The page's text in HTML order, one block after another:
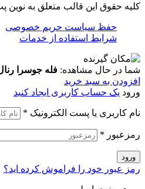
کلیه حقوق این قالب متعلق به
حفظ سیاست حریم خصوصی
شرایط استفاده از خدمات
شما در حال مشاهده: فله جوسرا
افزودن به سبد خرید
ورود یک حساب کاربری ایجاد کنید
نام کاربری یا پست الکترونیک *
رمزعبور *
ورود
رمز عبور خود را فراموش کرده اید؟